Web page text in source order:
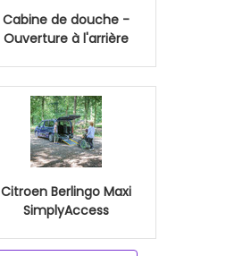
Cabine de douche -
Ouverture à l'arrière
Citroen Berlingo Maxi
SimplyAccess